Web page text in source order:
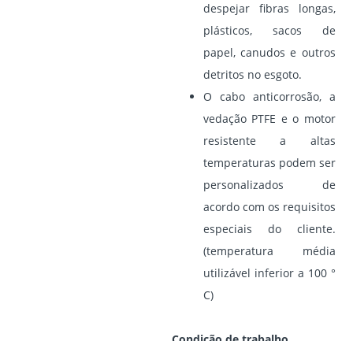
despejar fibras longas,
plásticos, sacos de
papel, canudos e outros
detritos no esgoto.
O cabo anticorrosão, a
vedação PTFE e o motor
resistente a altas
temperaturas podem ser
personalizados de
acordo com os requisitos
especiais do cliente.
(temperatura média
utilizável inferior a 100 °
C)